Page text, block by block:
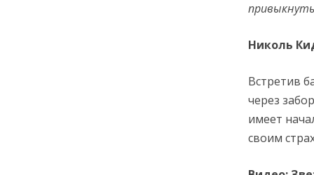
Николь
Встретив
через
имеет
своим